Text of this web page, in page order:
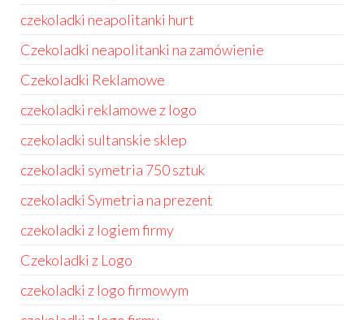
czekoladki neapolitanki hurt
Czekoladki neapolitanki na zamówienie
Czekoladki Reklamowe
czekoladki reklamowe z logo
czekoladki sultanskie sklep
czekoladki symetria 750 sztuk
czekoladki Symetria na prezent
czekoladki z logiem firmy
Czekoladki z Logo
czekoladki z logo firmowym